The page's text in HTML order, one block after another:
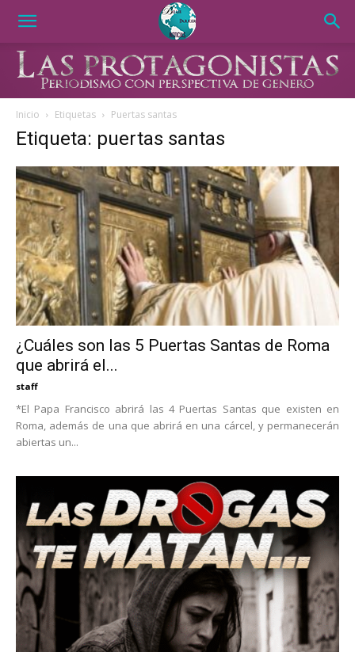
Inicio Etiquetas Puertas santas
Etiqueta: puertas santas
¿Cuáles son las 5 Puertas Santas de Roma
que abrirá el...
staff
*El Papa Francisco abrirá las 4 Puertas Santas que existen en
Roma, además de una que abrirá en una cárcel, y permanecerán
abiertas un...